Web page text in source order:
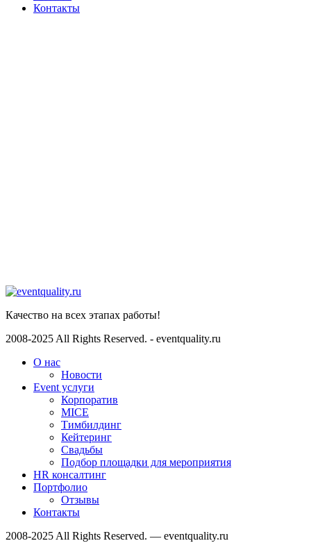
Контакты
Качество на всех этапах работы!
2008-2025 All Rights Reserved. - eventquality.ru
О нас
Новости
Event услуги
Корпоратив
MICE
Тимбилдинг
Кейтеринг
Свадьбы
Подбор площадки для мероприятия
HR консалтинг
Портфолио
Отзывы
Контакты
2008-2025 All Rights Reserved. — eventquality.ru